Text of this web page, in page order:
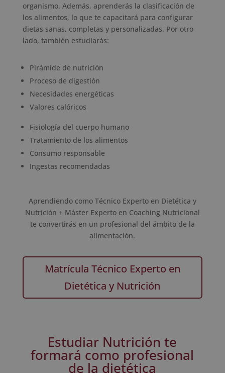
organismo. Además, aprenderás la clasificación de
los alimentos, lo que te capacitará para configurar
dietas sanas, completas y personalizadas. Por otro
lado, también estudiarás:
Pirámide de nutrición
Proceso de digestión
Necesidades energéticas
Valores calóricos
Fisiología del cuerpo humano
Tratamiento de los alimentos
Consumo responsable
Ingestas recomendadas
Aprendiendo como Técnico Experto en Dietética y
Nutrición + Máster Experto en Coaching Nutricional
te convertirás en un profesional del ámbito de la
alimentación.
Matrícula Técnico Experto en
Dietética y Nutrición
Estudiar Nutrición te
formará como profesional
de la dietética